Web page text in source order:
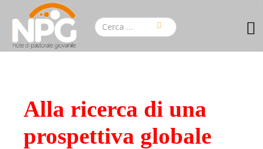
Alla ricerca di una
prospettiva globale